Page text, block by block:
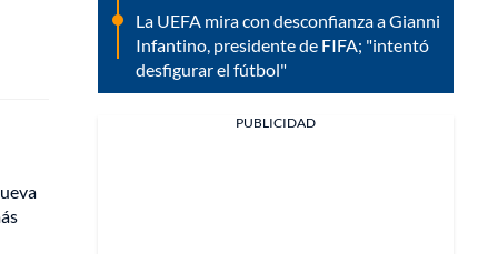
La UEFA mira con desconfianza a Gianni
Infantino, presidente de FIFA; "intentó
desfigurar el fútbol"
PUBLICIDAD